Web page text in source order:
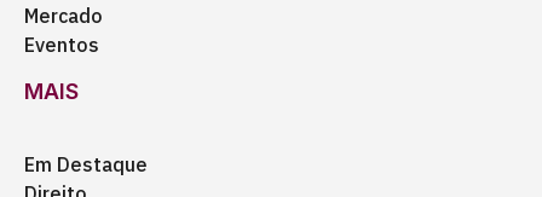
Mercado
Eventos
MAIS
Em Destaque